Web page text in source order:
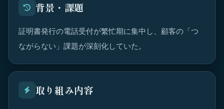
背景・課題
証明書発行の電話受付が繁忙期に集中し、顧客の「つ
ながらない」課題が深刻化していた。
取り組み内容